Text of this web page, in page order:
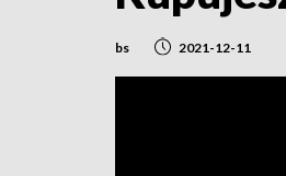
bs 2021-12-11